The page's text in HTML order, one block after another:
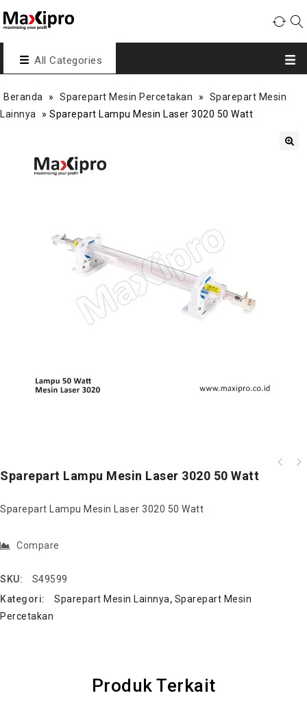
All Categories
Beranda » Sparepart Mesin Percetakan »
Sparepart Mesin
Lainnya
» Sparepart Lampu Mesin Laser 3020 50 Watt
Sparepart Lampu Mesin Laser 3020 50 Watt
Sparepart Lampu Mesin Laser 3020 50 Watt
Compare
SKU:
S49599
Kategori:
Sparepart Mesin Lainnya, Sparepart Mesin
Percetakan
Produk Terkait